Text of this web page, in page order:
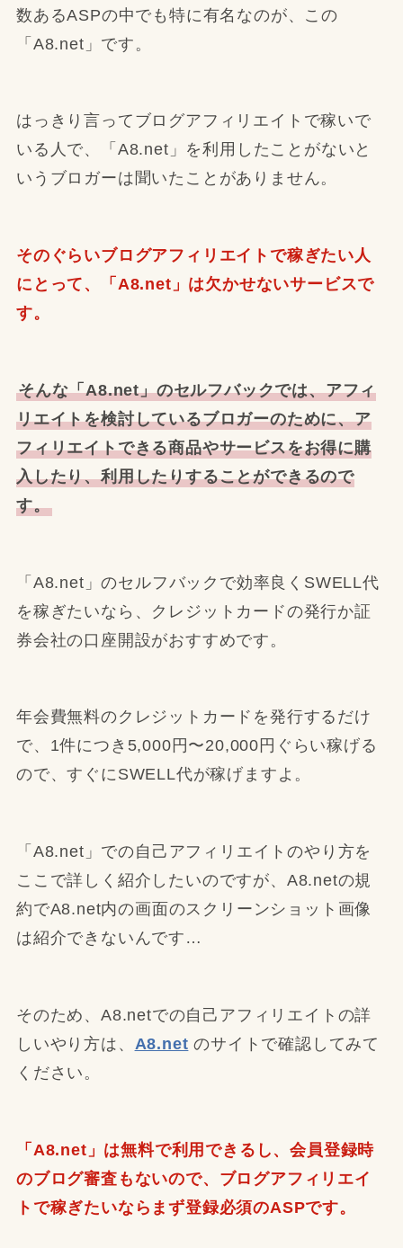
数あるASPの中でも特に有名なのが、この
「A8.net」です。
はっきり言ってブログアフィリエイトで稼いで
いる人で、「A8.net」を利用したことがないと
いうブロガーは聞いたことがありません。
そのぐらいブログアフィリエイトで稼ぎたい人
にとって、「A8.net」は欠かせないサービスで
す。
そんな「A8.net」のセルフバックでは、アフィ
リエイトを検討しているブロガーのために、ア
フィリエイトできる商品やサービスをお得に購
入したり、利用したりすることができるので
す。
「A8.net」のセルフバックで効率良くSWELL代
を稼ぎたいなら、クレジットカードの発行か証
券会社の口座開設がおすすめです。
年会費無料のクレジットカードを発行するだけ
で、1件につき5,000円〜20,000円ぐらい稼げる
ので、すぐにSWELL代が稼げますよ。
「A8.net」での自己アフィリエイトのやり方を
ここで詳しく紹介したいのですが、A8.netの規
約でA8.net内の画面のスクリーンショット画像
は紹介できないんです…
そのため、A8.netでの自己アフィリエイトの詳
しいやり方は、 A8.net のサイトで確認してみて
ください。
「A8.net」は無料で利用できるし、会員登録時
のブログ審査もないので、ブログアフィリエイ
トで稼ぎたいならまず登録必須のASPです。